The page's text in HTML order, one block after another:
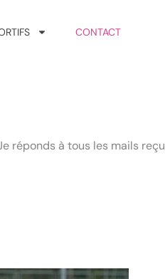
CONTACT
réponds à tous les mails